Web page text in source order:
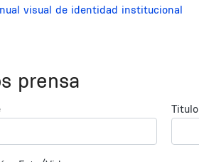
visual de identidad institucional
prensa
Titulo